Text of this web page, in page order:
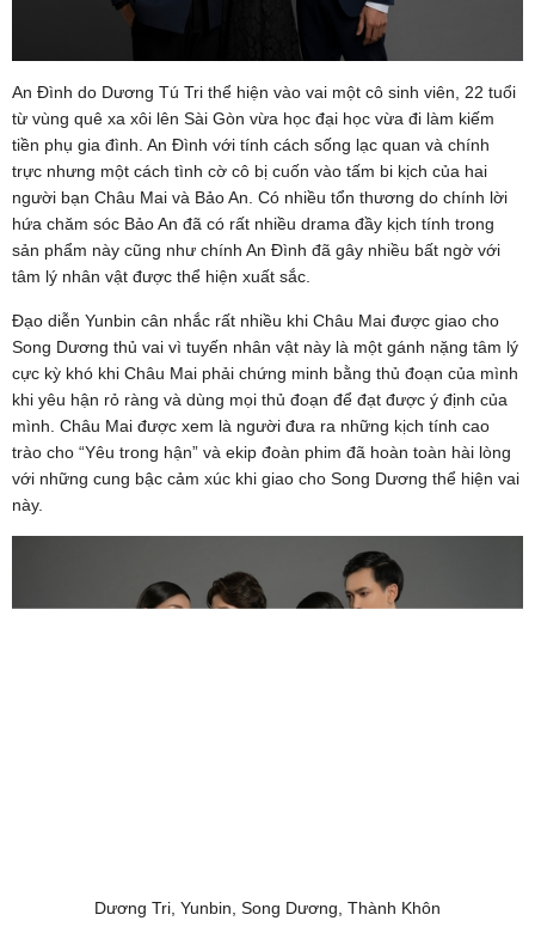
An Đình do Dương Tú Tri thể hiện vào vai một cô sinh viên, 22 tuổi
từ vùng quê xa xôi lên Sài Gòn vừa học đại học vừa đi làm kiếm
tiền phụ gia đình. An Đình với tính cách sống lạc quan và chính
trực nhưng một cách tình cờ cô bị cuốn vào tấm bi kịch của hai
người bạn Châu Mai và Bảo An. Có nhiều tổn thương do chính lời
hứa chăm sóc Bảo An đã có rất nhiều drama đầy kịch tính trong
sản phẩm này cũng như chính An Đình đã gây nhiều bất ngờ với
tâm lý nhân vật được thể hiện xuất sắc.
Đạo diễn Yunbin cân nhắc rất nhiều khi Châu Mai được giao cho
Song Dương thủ vai vì tuyến nhân vật này là một gánh nặng tâm lý
cực kỳ khó khi Châu Mai phải chứng minh bằng thủ đoạn của mình
khi yêu hận rỏ ràng và dùng mọi thủ đoạn để đạt được ý định của
mình. Châu Mai được xem là người đưa ra những kịch tính cao
trào cho “Yêu trong hận” và ekip đoàn phim đã hoàn toàn hài lòng
với những cung bậc cảm xúc khi giao cho Song Dương thể hiện vai
này.
Dương Tri, Yunbin, Song Dương, Thành Khôn